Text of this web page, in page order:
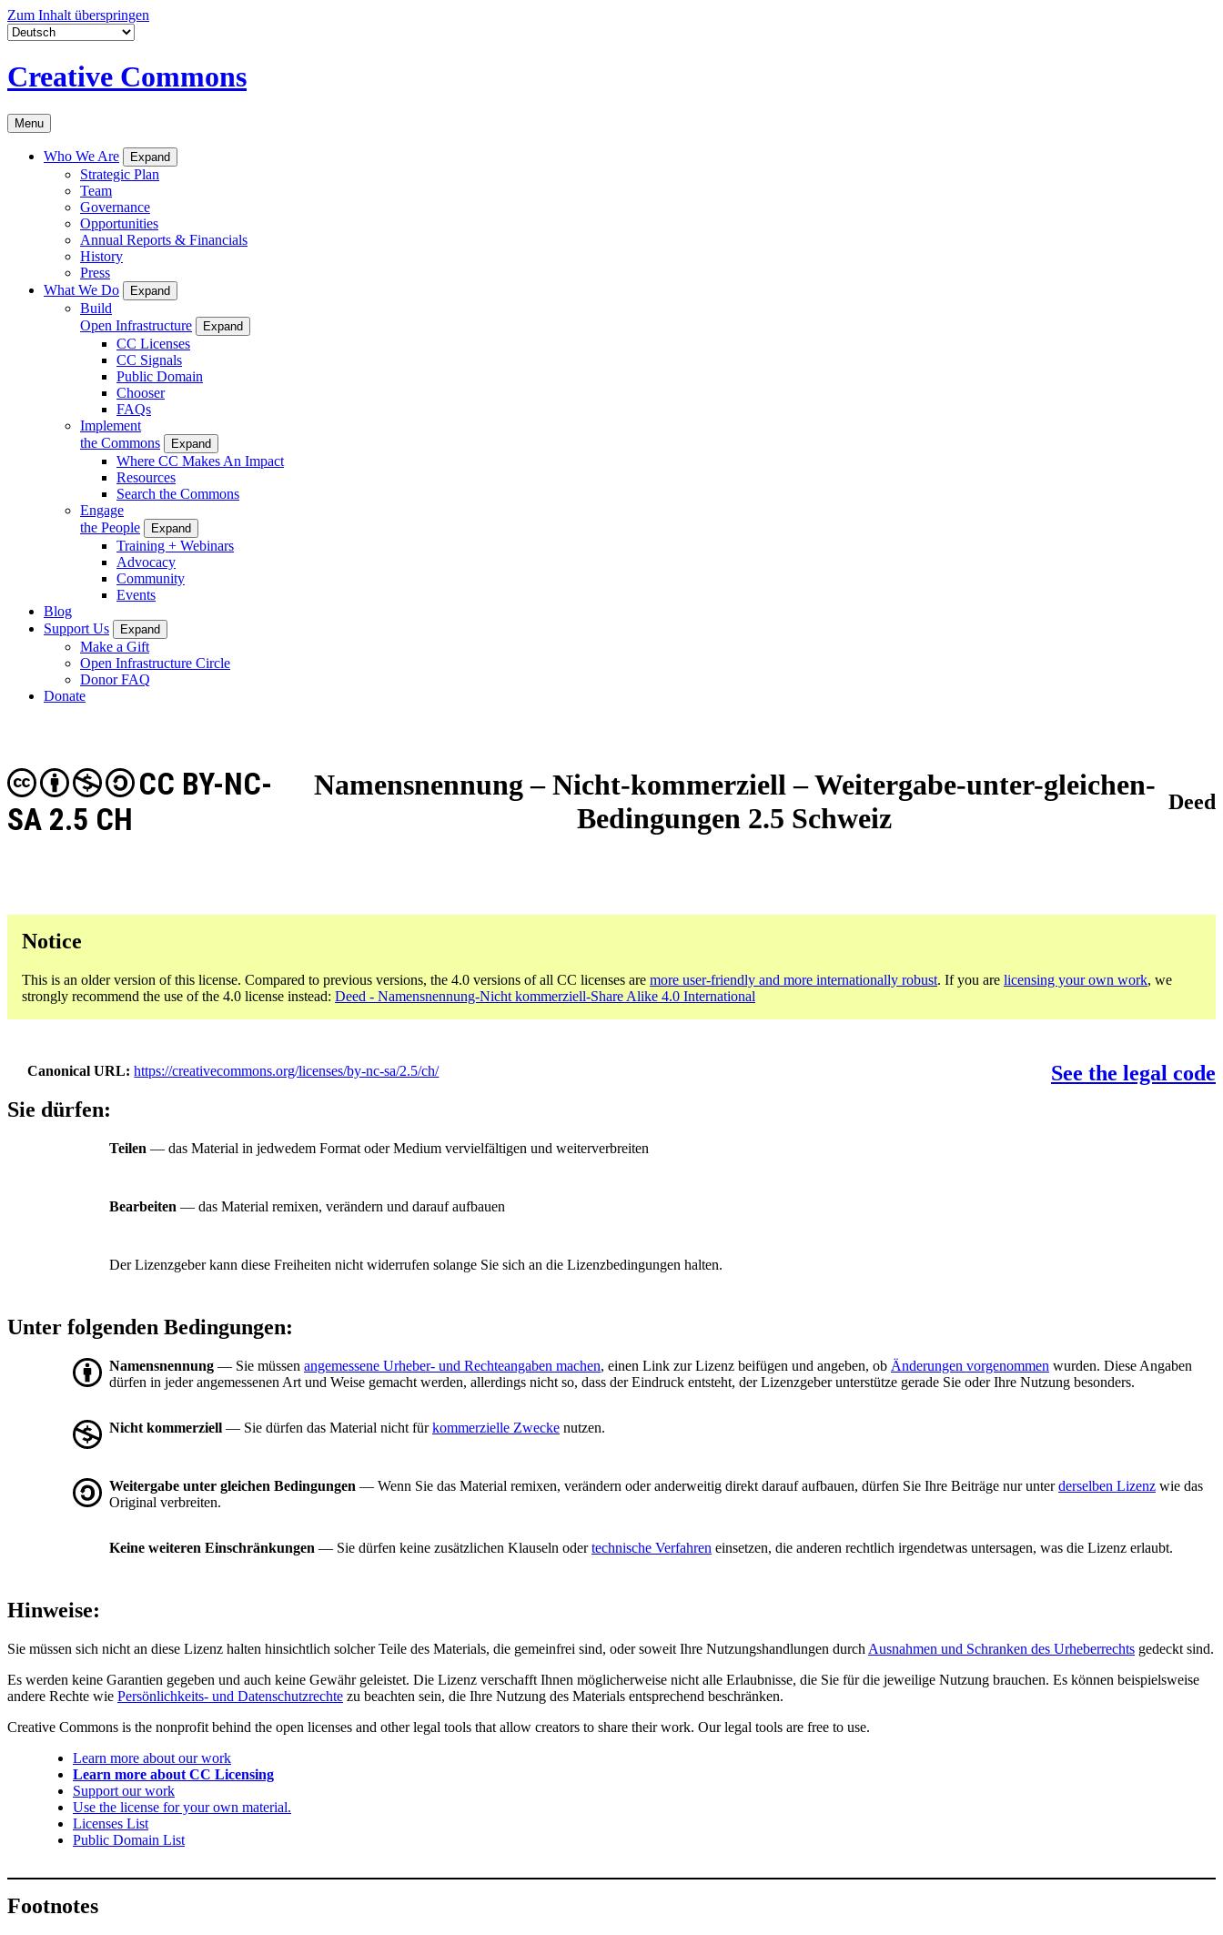
Zum Inhalt überspringen
Creative Commons
Menu
Who We Are Expand
Strategic Plan
Team
Governance
Opportunities
Annual Reports & Financials
History
Press
What We Do
Expand
Build
Open Infrastructure
Expand
CC Licenses
CC Signals
Public Domain
Chooser
FAQs
Implement
the Commons
Expand
Where CC Makes An Impact
Resources
Search the Commons
Engage
the People
Expand
Training + Webinars
Advocacy
Community
Events
Blog
Support Us
Expand
Make a Gift
Open Infrastructure Circle
Donor FAQ
Donate
Namensnennung – Nicht-kommerziell – Weitergabe-unter-gleichen-
Bedingungen 2.5 Schweiz
CC BY-NC-
SA 2.5 CH
Deed
Notice
This is an older version of this license. Compared to previous versions, the 4.0 versions of all CC licenses are more user-friendly and more internationally robust. If you are licensing your own work, we
strongly recommend the use of the 4.0 license instead: Deed - Namensnennung-Nicht kommerziell-Share Alike 4.0 International
Canonical URL https://creativecommons.org/licenses/by-nc-sa/2.5/ch/
See the legal code
Sie dürfen:
Teilen — das Material in jedwedem Format oder Medium vervielfältigen und weiterverbreiten
Bearbeiten — das Material remixen, verändern und darauf aufbauen
Der Lizenzgeber kann diese Freiheiten nicht widerrufen solange Sie sich an die Lizenzbedingungen halten.
Unter folgenden Bedingungen:
Namensnennung — Sie müssen angemessene Urheber- und Rechteangaben machen, einen Link zur Lizenz beifügen und angeben, ob Änderungen vorgenommen wurden. Diese Angaben
dürfen in jeder angemessenen Art und Weise gemacht werden, allerdings nicht so, dass der Eindruck entsteht, der Lizenzgeber unterstütze gerade Sie oder Ihre Nutzung besonders.
Nicht kommerziell — Sie dürfen das Material nicht fürkommerzielle Zwecke nutzen.
Weitergabe unter gleichen Bedingungen — Wenn Sie das Material remixen, verändern oder anderweitig direkt darauf aufbauen, dürfen Sie Ihre Beiträge nur unterderselben Lizenz wie das
Original verbreiten.
Keine weiteren Einschränkungen — Sie dürfen keine zusätzlichen Klauseln odertechnische Verfahren einsetzen, die anderen rechtlich irgendetwas untersagen, was die Lizenz erlaubt.
Hinweise:
Sie müssen sich nicht an diese Lizenz halten hinsichtlich solcher Teile des Materials, die gemeinfrei sind, oder soweit Ihre Nutzungshandlungen durch Ausnahmen und Schranken des Urheberrechts gedeckt sind.
Es werden keine Garantien gegeben und auch keine Gewähr geleistet. Die Lizenz verschafft Ihnen möglicherweise nicht alle Erlaubnisse, die Sie für die jeweilige Nutzung brauchen. Es können beispielsweise
andere Rechte wie Persönlichkeits- und Datenschutzrechte zu beachten sein, die Ihre Nutzung des Materials entsprechend beschränken.
Creative Commons is the nonprofit behind the open licenses and other legal tools that allow creators to share their work. Our legal tools are free to use.
Learn more about our work
Learn more about CC Licensing
Support our work
Use the license for your own material.
Licenses List
Public Domain List
Footnotes